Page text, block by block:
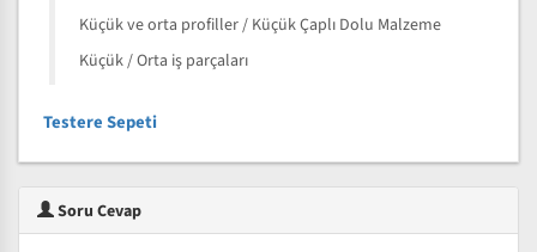
Küçük ve orta profiller / Küçük Çaplı Dolu Malzeme
Küçük / Orta iş parçaları
Testere Sepeti
Soru Cevap